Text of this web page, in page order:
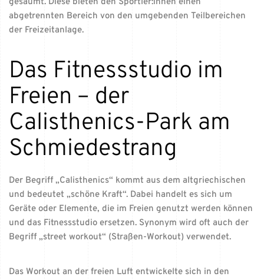
gesäumt. Diese bieten den Sportler:innen einen
abgetrennten Bereich von den umgebenden Teilbereichen
der Freizeitanlage.
Das Fitnessstudio im
Freien – der
Calisthenics-Park am
Schmiedestrang
Der Begriff „Calisthenics“ kommt aus dem altgriechischen
und bedeutet „schöne Kraft“. Dabei handelt es sich um
Geräte oder Elemente, die im Freien genutzt werden können
und das Fitnessstudio ersetzen. Synonym wird oft auch der
Begriff „street workout“ (Straßen-Workout) verwendet.
Das Workout an der freien Luft entwickelte sich in den